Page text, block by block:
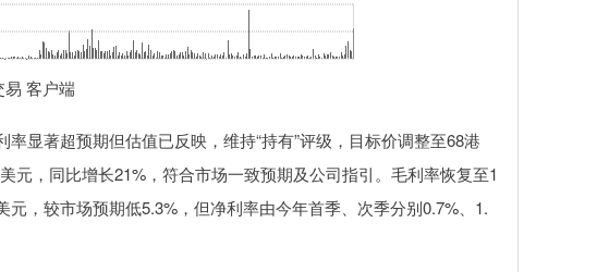
客户端
著超预期但估值已反映，维持“持有”评级，目标价调整至68港
元，同比增长21%，符合市场一致预期及公司指引。毛利率恢复至1
，较市场预期低5.3%，但净利率由今年首季、次季分别0.7%、1.